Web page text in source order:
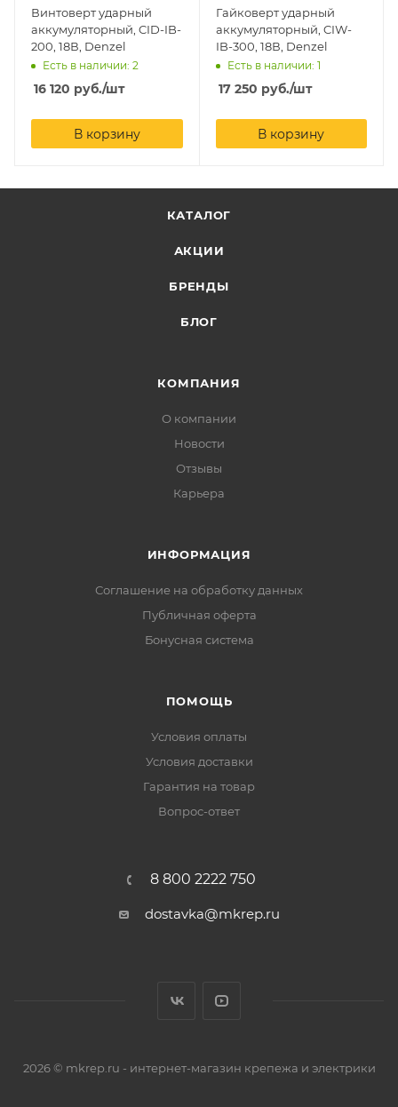
Винтоверт ударный
аккумуляторный, CID-IB-
200, 18В, Denzel
Есть в наличии: 2
16 120 руб./шт
В корзину
Гайковерт ударный
аккумуляторный, CIW-
IB-300, 18В, Denzel
Есть в наличии: 1
17 250 руб./шт
В корзину
КАТАЛОГ
АКЦИИ
БРЕНДЫ
БЛОГ
КОМПАНИЯ
О компании
Новости
Отзывы
Карьера
ИНФОРМАЦИЯ
Соглашение на обработку данных
Публичная оферта
Бонусная система
ПОМОЩЬ
Условия оплаты
Условия доставки
Гарантия на товар
Вопрос-ответ
8 800 2222 750
dostavka@mkrep.ru
2026 © mkrep.ru - интернет-магазин крепежа и электрики